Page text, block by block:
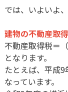
では、いよいよ
建物の不動産取
不動産取得税＝
となります。
たとえば、平成
なっています。